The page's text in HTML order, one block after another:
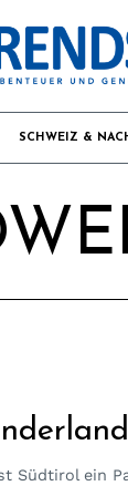
SCHWEIZ &
Südtirol ein